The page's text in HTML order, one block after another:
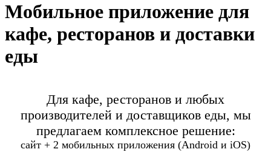
Мобильное приложение для
кафе, ресторанов и доставки
еды
Для кафе, ресторанов и любых
производителей и доставщиков еды, мы
предлагаем комплексное решение:
сайт + 2 мобильных приложения (Android и iOS)